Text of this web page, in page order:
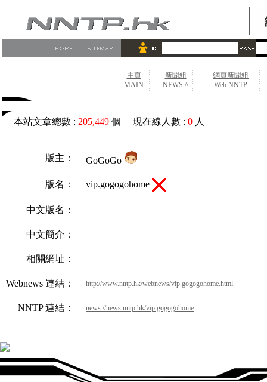
主頁
MAIN
新聞組
NEWS://
網頁新聞組
Web NNTP
本站文章總數 : 205,449 個 現在線人數 : 0 人
版主： GoGoGo
版名： vip.gogogohome
中文版名：
中文簡介：
相關網址：
Webnews 連結： http://www.nntp.hk/webnews/vip.gogogohome.html
NNTP 連結： news://news.nntp.hk/vip.gogogohome